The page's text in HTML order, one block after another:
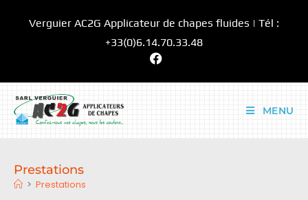
Verguier AC2G Applicateur de chapes fluides | Tél :
+33(0)6.14.70.33.48
MENU
Prestations
> Prestations